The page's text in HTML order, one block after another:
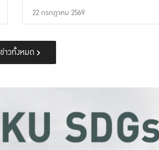
22 กรกฎาคม 2569
ข่าวทั้งหมด